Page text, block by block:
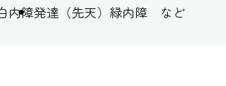
内障発達（先天）緑内障 など